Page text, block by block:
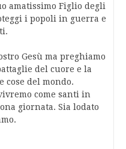
amatissimo Figlio degli
i popoli in guerra e
Gesù ma preghiamo
del cuore e la
cose del mondo.
come santi in
giornata. Sia lodato